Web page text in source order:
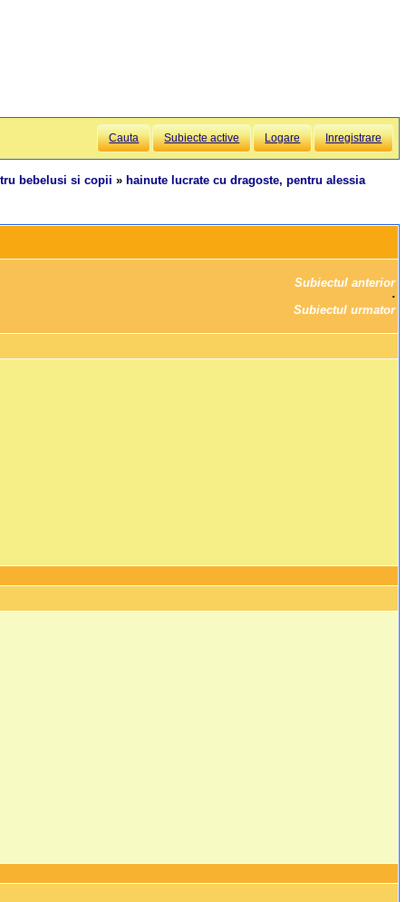
Cauta Subiecte active Logare Inregistrare
bebelusi si copii » hainute lucrate cu dragoste, pentru alessia
Subiectul anterior
Subiectul urmator